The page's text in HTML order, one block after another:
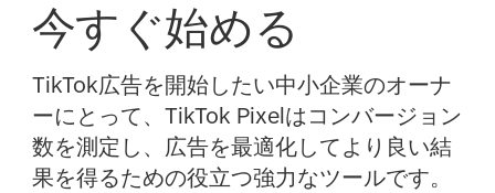
今すぐ始める
TikTok広告を開始したい中小企業のオーナ
ーにとって、TikTok Pixelはコンバージョン
数を測定し、広告を最適化してより良い結
果を得るための役立つ強力なツールです。